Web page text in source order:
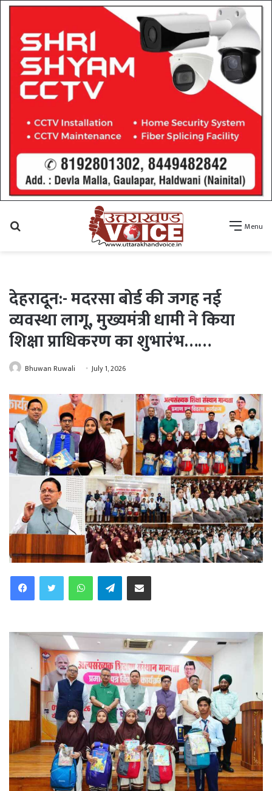
Menu
देहरादून:- मदरसा बोर्ड की जगह नई
व्यवस्था लागू, मुख्यमंत्री धामी ने किया
शिक्षा प्राधिकरण का शुभारंभ……
Bhuwan Ruwali July 1, 2026
WhatsAppTelegramShare via Email